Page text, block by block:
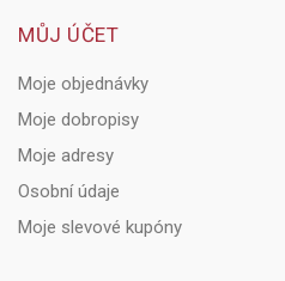
MŮJ ÚČET
Moje objednávky
Moje dobropisy
Moje adresy
Osobní údaje
Moje slevové kupóny